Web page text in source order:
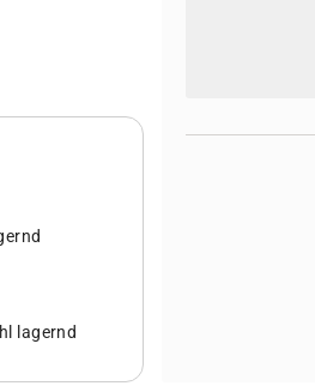
lagernd